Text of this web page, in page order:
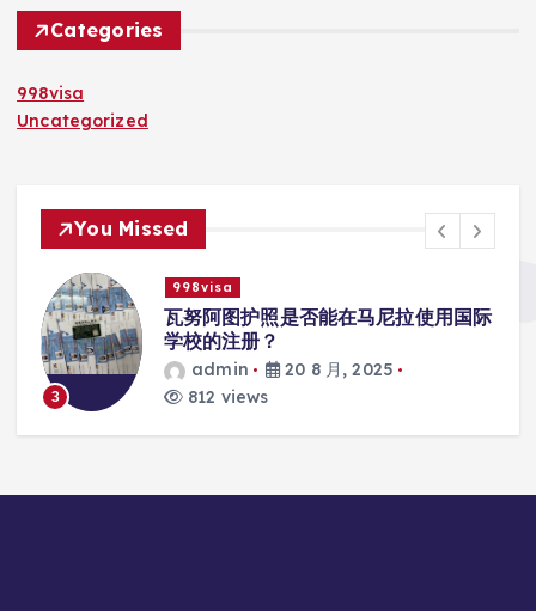
Categories
998visa
Uncategorized
You Missed
3
998visa
瓦努阿图护照是否能在马尼拉使用国际
学校的注册？
admin
20 8 月, 2025
812 views